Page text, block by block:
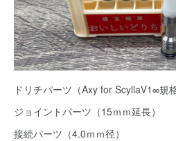
ドリチパーツ（Axy for ScyllaⅤ1∞規格
ジョイントパーツ（15ｍｍ延長）
接続パーツ（4.0ｍｍ径）